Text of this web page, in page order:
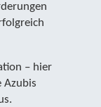
– hier
Azubis